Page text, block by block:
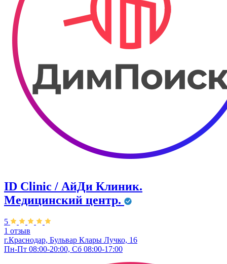
ID Clinic / АйДи Клиник.
Медицинский центр.
5
1 отзыв
г.Краснодар, Бульвар ​Клары Лучко, 16
Пн-Пт 08:00-20:00, Сб 08:00-17:00